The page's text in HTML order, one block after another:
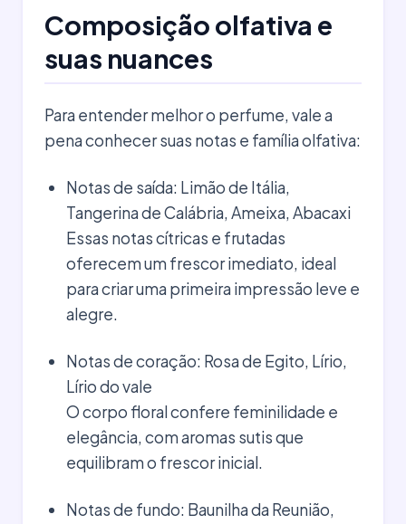
Composição olfativa e
suas nuances
Para entender melhor o perfume, vale a
pena conhecer suas notas e família olfativa:
Notas de saída: Limão de Itália,
Tangerina de Calábria, Ameixa, Abacaxi
Essas notas cítricas e frutadas
oferecem um frescor imediato, ideal
para criar uma primeira impressão leve e
alegre.
Notas de coração: Rosa de Egito, Lírio,
Lírio do vale
O corpo floral confere feminilidade e
elegância, com aromas sutis que
equilibram o frescor inicial.
Notas de fundo: Baunilha da Reunião,